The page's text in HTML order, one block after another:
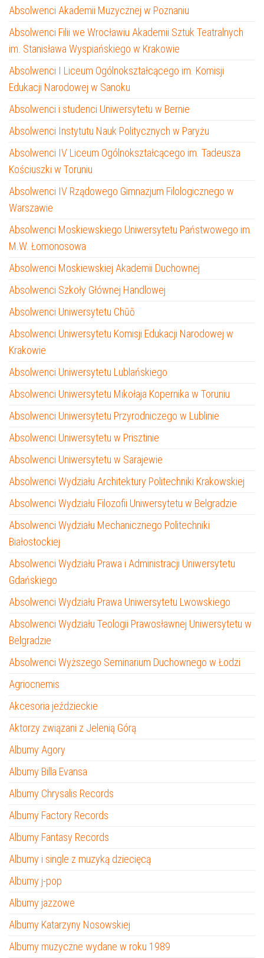
Absolwenci Akademii Muzycznej w Poznaniu
Absolwenci Filii we Wrocławiu Akademii Sztuk Teatralnych
im. Stanisława Wyspiańskiego w Krakowie
Absolwenci I Liceum Ogólnokształcącego im. Komisji
Edukacji Narodowej w Sanoku
Absolwenci i studenci Uniwersytetu w Bernie
Absolwenci Instytutu Nauk Politycznych w Paryżu
Absolwenci IV Liceum Ogólnokształcącego im. Tadeusza
Kościuszki w Toruniu
Absolwenci IV Rządowego Gimnazjum Filologicznego w
Warszawie
Absolwenci Moskiewskiego Uniwersytetu Państwowego im.
M.W. Łomonosowa
Absolwenci Moskiewskiej Akademii Duchownej
Absolwenci Szkoły Głównej Handlowej
Absolwenci Uniwersytetu Chūō
Absolwenci Uniwersytetu Komisji Edukacji Narodowej w
Krakowie
Absolwenci Uniwersytetu Lublańskiego
Absolwenci Uniwersytetu Mikołaja Kopernika w Toruniu
Absolwenci Uniwersytetu Przyrodniczego w Lublinie
Absolwenci Uniwersytetu w Prisztinie
Absolwenci Uniwersytetu w Sarajewie
Absolwenci Wydziału Architektury Politechniki Krakowskiej
Absolwenci Wydziału Filozofii Uniwersytetu w Belgradzie
Absolwenci Wydziału Mechanicznego Politechniki
Białostockiej
Absolwenci Wydziału Prawa i Administracji Uniwersytetu
Gdańskiego
Absolwenci Wydziału Prawa Uniwersytetu Lwowskiego
Absolwenci Wydziału Teologii Prawosławnej Uniwersytetu w
Belgradzie
Absolwenci Wyższego Seminarium Duchownego w Łodzi
Agriocnemis
Akcesoria jeździeckie
Aktorzy związani z Jelenią Górą
Albumy Agory
Albumy Billa Evansa
Albumy Chrysalis Records
Albumy Factory Records
Albumy Fantasy Records
Albumy i single z muzyką dziecięcą
Albumy j-pop
Albumy jazzowe
Albumy Katarzyny Nosowskiej
Albumy muzyczne wydane w roku 1989